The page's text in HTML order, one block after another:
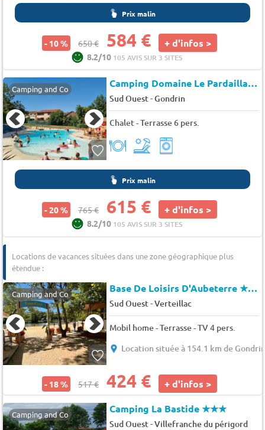
Prix malin
- 10 % 650 € 584 € + d'infos >
8.2/10 105 AVIS SUR 3 SITES
Camping and Co Camping Domaine Le Pardaillan
Sud Ouest-Gondrin
Chalet - Terrasse 6 pers.
Prix malin
- 20 % 765 € 615 € + d'infos >
8.2/10 105 AVIS SUR 3 SITES
Locations de vacances situées dans une zone géographique plus
étendue :
Camping and Co Base De Loisirs D'Aubeterre★★★
Sud Ouest-Verteillac
Mobil home - Terrasse - TV 4 pers.
Location située à 154.1 km de
- 18 % 517 € 424 € + d'infos >
Camping and Co Camping La Bastide★★★
Sud Ouest-Villefranche du périgord